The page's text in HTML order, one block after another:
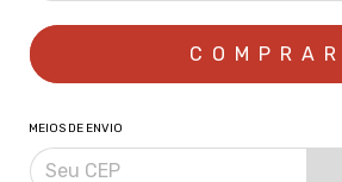
MEIOS DE ENVIO